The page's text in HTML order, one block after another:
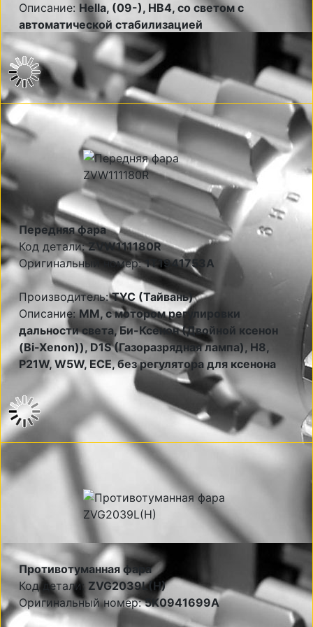
Описание: Hella, (09-), HB4, со светом с
автоматической стабилизацией
Передняя фара
Код детали:ZVW111180R
Оригинальный номер:1T1941753A
Производитель:TYC (Тайвань)
Описание:MM, с мотором регулировки
дальности света, Би-Ксенон (Двойной ксенон
(Bi-Xenon)), D1S (Газоразрядная лампа), H8,
P21W, W5W, ECE, без регулятора для ксенона
Противотуманная фара
Код детали: ZVG2039L(H)
Оригинальный номер:5K0941699A